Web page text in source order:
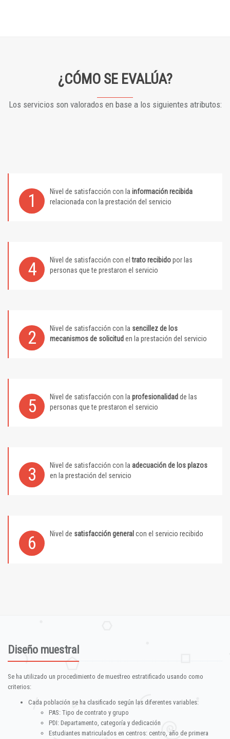
¿CÓMO SE EVALÚA?
Los servicios son valorados en base a los siguientes atributos:
1 Nivel de satisfacción con la información recibida
relacionada con la prestación del servicio
4 Nivel de satisfacción con eltrato recibidopor las
personas que te prestaron el servicio
2 Nivel de satisfacción con la sencillez de los
mecanismos de solicitud en la prestación del servicio
5 Nivel de satisfacción con la profesionalidad de las
personas que te prestaron el servicio
3 Nivel de satisfacción con la adecuación de los plazos
en la prestación del servicio
6 Nivel de satisfacción general con el servicio recibido
Diseño muestral
Se ha utilizado un procedimiento de muestreo estratificado usando como
criterios:
Cada población se ha clasificado según las diferentes variables:
PAS: Tipo de contrato y grupo
PDI: Departamento, categoría y dedicación
Estudiantes matriculados en centros: centro, año de primera